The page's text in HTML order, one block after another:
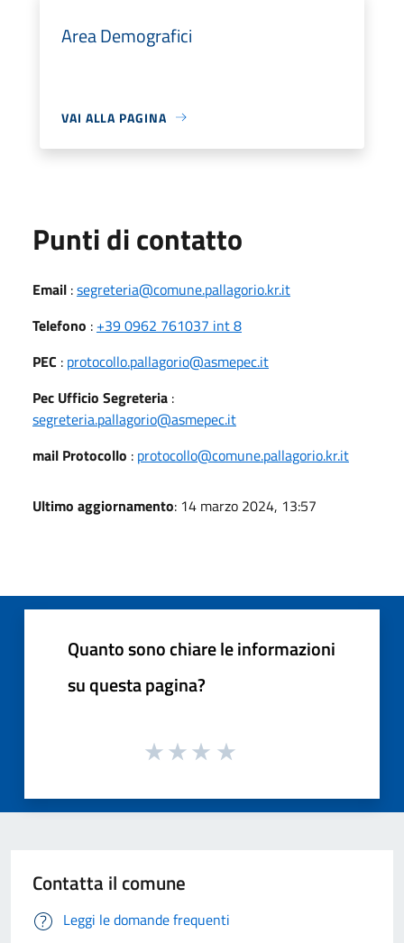
Area Demografici
VAI ALLA PAGINA
Punti di contatto
Email :segreteria@comune.pallagorio.kr.it
Telefono : +39 0962 761037 int 8
PEC : protocollo.pallagorio@asmepec.it
Pec Ufficio Segreteria :
segreteria.pallagorio@asmepec.it
mail Protocollo : protocollo@comune.pallagorio.kr.it
Ultimo aggiornamento: 14 marzo 2024, 13:57
Quanto sono chiare le informazioni
su questa pagina?
Contatta il comune
Leggi le domande frequenti